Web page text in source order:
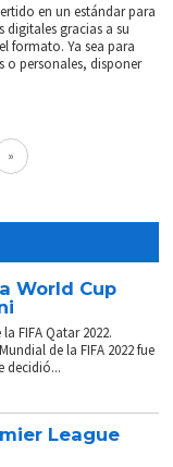
en un estándar para
gracias a su
formato. Ya sea para
o personales, disponer
»
World Cup
FIFA Qatar 2022.
de la FIFA 2022 fue
decidió...
League